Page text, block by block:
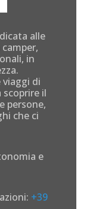
alle
in
di
scoprire il
persone,
che ci
e
+39